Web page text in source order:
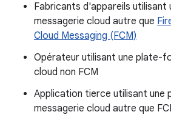
Fabricants d'appareils
messagerie cloud autre que
Cloud Messaging (FCM)
Opérateur utilisant une plate-
cloud non FCM
Application tierce utilisant une
messagerie cloud autre que